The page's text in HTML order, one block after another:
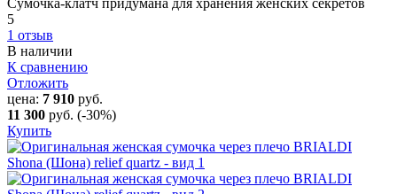
5
1 отзыв
В наличии
К сравнению
Отложить
цена: 7 910 руб.
11 300 руб. (-30%)
Купить